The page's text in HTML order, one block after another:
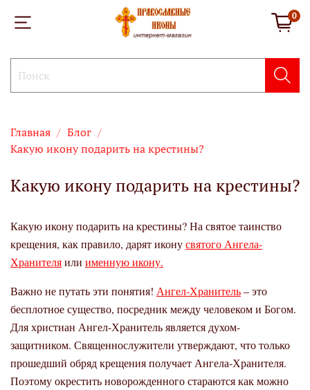
0
Главная
Блог
Какую икону подарить на крестины?
Какую икону подарить на крестины?
Какую икону подарить на крестины? На святое таинство
крещения, как правило, дарят иконусвятого Ангела-
Хранителяили именную икону.
Важно не путать эти понятия! Ангел-Хранитель– это
бесплотное существо, посредник между человеком и Богом.
Для христиан Ангел-Хранитель является духом-
защитником. Священнослужители утверждают, что только
прошедший обряд крещения получает Ангела-Хранителя.
Поэтому окрестить новорожденного стараются как можно